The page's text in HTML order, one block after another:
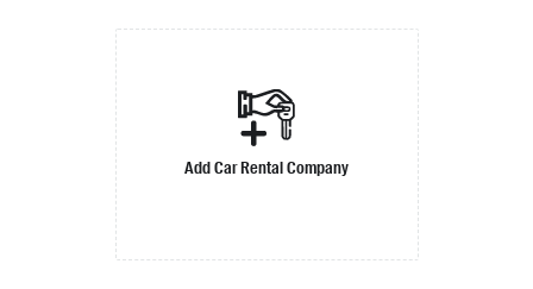
Add Car Rental Company